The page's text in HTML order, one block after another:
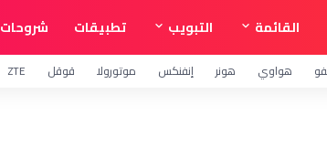
القائمة التبويب تطبيقات شروحات
هواوي هونر إنفنكس موتورولا قوقل ZTE